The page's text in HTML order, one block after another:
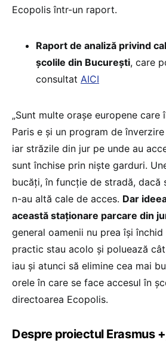
Ecopolis într-un raport.
Raport de analiză privind
școlile din București, care
consultat AICI
„Sunt multe orașe europene care
Paris e și un program de
iar străzile din jur pe unde au
sunt închise prin niște garduri.
bucăți, în funcție de stradă, dacă
n-au altă cale de acces. Dar
această staționare parcare din
general oamenii nu prea își
practic stau acolo și poluează
iau și atunci să elimine cea mai
orele în care se face accesul în
directoarea Ecopolis.
Despre proiectul Erasmus